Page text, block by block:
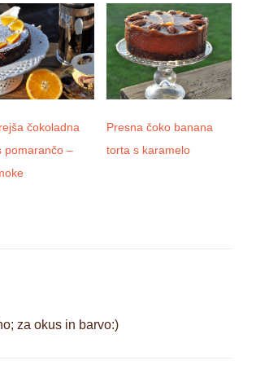
čokoladna
pomarančo –
Presna čoko banana
torta s karamelo
za okus in barvo:)